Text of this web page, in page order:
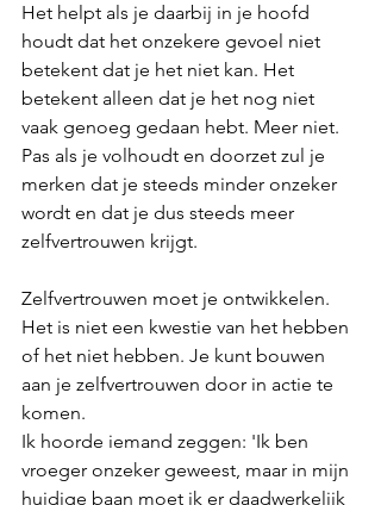
Het helpt als je daarbij in je hoofd
houdt dat het onzekere gevoel niet
betekent dat je het niet kan. Het
betekent alleen dat je het nog niet
vaak genoeg gedaan hebt. Meer niet.
Pas als je volhoudt en doorzet zul je
merken dat je steeds minder onzeker
wordt en dat je dus steeds meer
zelfvertrouwen krijgt.
Zelfvertrouwen moet je ontwikkelen.
Het is niet een kwestie van het hebben
of het niet hebben. Je kunt bouwen
aan je zelfvertrouwen door in actie te
komen.
Ik hoorde iemand zeggen: 'Ik ben
vroeger onzeker geweest, maar in mijn
huidige baan moet ik er daadwerkelijk